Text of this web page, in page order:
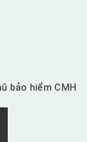
bảo hiểm CMH